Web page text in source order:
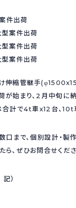
伸縮管継手
始まり、2月中旬に納
合計で4t車x12台、10t
まで、個別設計・製作
ら、ぜひお問合せくださ
記）